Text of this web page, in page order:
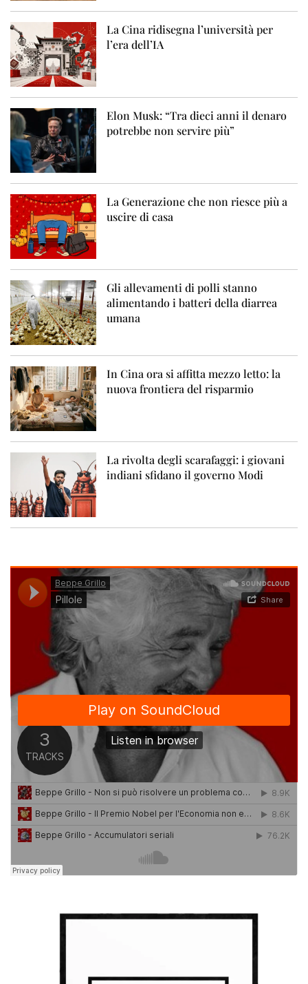
La Cina ridisegna l’università per
l’era dell’IA
Elon Musk: “Tra dieci anni il denaro
potrebbe non servire più”
La Generazione che non riesce più a
uscire di casa
Gli allevamenti di polli stanno
alimentando i batteri della diarrea
umana
In Cina ora si affitta mezzo letto: la
nuova frontiera del risparmio
La rivolta degli scarafaggi: i giovani
indiani sfidano il governo Modi